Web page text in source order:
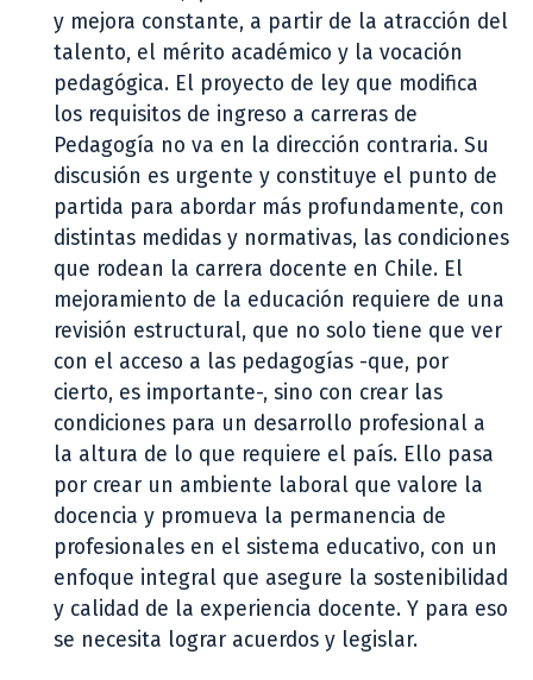
y mejora constante, a partir de la atracción del
talento, el mérito académico y la vocación
pedagógica. El proyecto de ley que modifica
los requisitos de ingreso a carreras de
Pedagogía no va en la dirección contraria. Su
discusión es urgente y constituye el punto de
partida para abordar más profundamente, con
distintas medidas y normativas, las condiciones
que rodean la carrera docente en Chile. El
mejoramiento de la educación requiere de una
revisión estructural, que no solo tiene que ver
con el acceso a las pedagogías -que, por
cierto, es importante-, sino con crear las
condiciones para un desarrollo profesional a
la altura de lo que requiere el país. Ello pasa
por crear un ambiente laboral que valore la
docencia y promueva la permanencia de
profesionales en el sistema educativo, con un
enfoque integral que asegure la sostenibilidad
y calidad de la experiencia docente. Y para eso
se necesita lograr acuerdos y legislar.